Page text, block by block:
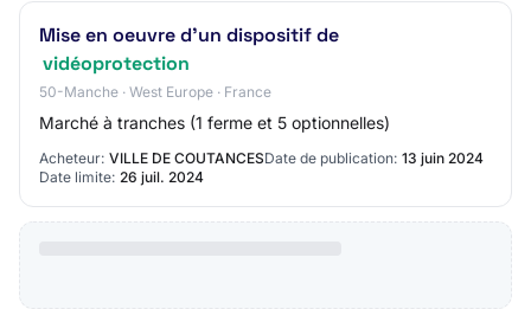
Mise en oeuvre d'un dispositif de
vidéoprotection
50-Manche · West Europe · France
Marché à tranches (1 ferme et 5 optionnelles)
Acheteur: VILLE DE COUTANCESDate de publication: 13 juin 2024
Date limite: 26 juil. 2024